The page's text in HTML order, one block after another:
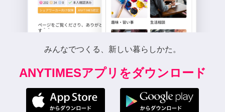
みんなでつくる、新しい暮らしかた。
ANYTIMESアプリをダウンロード